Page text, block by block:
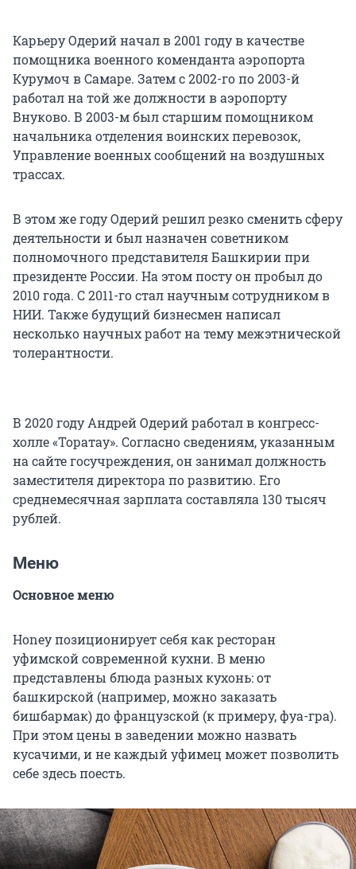
Карьеру Одерий начал в 2001 году в качестве
помощника военного коменданта аэропорта
Курумоч в Самаре. Затем с 2002-го по 2003-й
работал на той же должности в аэропорту
Внуково. В 2003-м был старшим помощником
начальника отделения воинских перевозок,
Управление военных сообщений на воздушных
трассах.
В этом же году Одерий решил резко сменить сферу
деятельности и был назначен советником
полномочного представителя Башкирии при
президенте России. На этом посту он пробыл до
2010 года. С 2011-го стал научным сотрудником в
НИИ. Также будущий бизнесмен написал
несколько научных работ на тему межэтнической
толерантности.
В 2020 году Андрей Одерий работал в конгресс-
холле «Торатау». Согласно сведениям, указанным
на сайте госучреждения, он занимал должность
заместителя директора по развитию. Его
среднемесячная зарплата составляла 130 тысяч
рублей.
Меню
Основное меню
Honey позиционирует себя как ресторан
уфимской современной кухни. В меню
представлены блюда разных кухонь: от
башкирской (например, можно заказать
бишбармак) до французской (к примеру, фуа-гра).
При этом цены в заведении можно назвать
кусачими, и не каждый уфимец может позволить
себе здесь поесть.